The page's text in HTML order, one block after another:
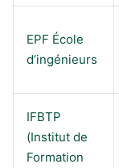
EPF École
d’ingénieurs
IFBTP
(Institut de
Formation